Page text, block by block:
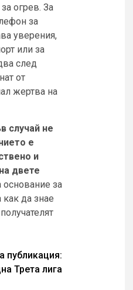
огрев. За
за
уверения,
или за
след
от
жертва на
случай не
е
и
двете
основание за
да знае
публикация:
Трета лига